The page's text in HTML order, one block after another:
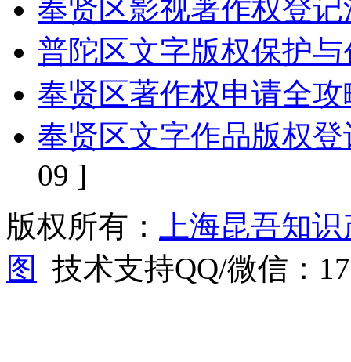
奉贤区影视著作权登
普陀区文字版权保护
奉贤区著作权申请全攻
奉贤区文字作品版权
09 ]
版权所有：
上海昆吾知
图
技术支持QQ/微信：